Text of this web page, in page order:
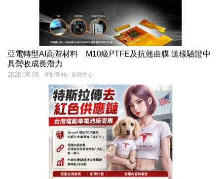
亞電轉型AI高階材料 M10級PTFE及抗翹曲膜 送樣驗證中
具營收成長潛力
理財周刊／新聞中心
2026-08-06